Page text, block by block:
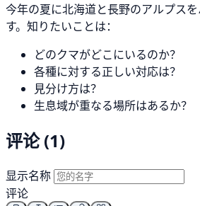
今年の夏に北海道と長野のアルプス
す。知りたいことは：
どのクマがどこにいるのか？
各種に対する正しい対応は？
見分け方は？
生息域が重なる場所はあるか？
评论 (1)
显示名称
评论